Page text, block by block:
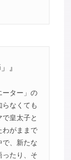
』
ーター」の
なくても
皇太子と
わがままで
で、新たな
ったり、そ